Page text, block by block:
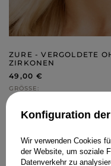
ZURE - VERGOLDETE
ZIRKONEN
49,00 €
GRÖSSE
Konfiguration
Wir verwenden Cookies
der Website, um soziale
Datenverkehr zu